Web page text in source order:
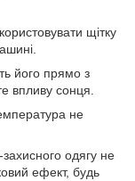
щітку
його прямо з
впливу сонця.
не
одягу не
ефект, будь